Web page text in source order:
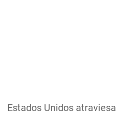
Estados Unidos